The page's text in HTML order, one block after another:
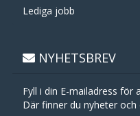
Lediga jobb
NYHETSBREV
Fyll i din E-mailadress för
Där finner du nyheter